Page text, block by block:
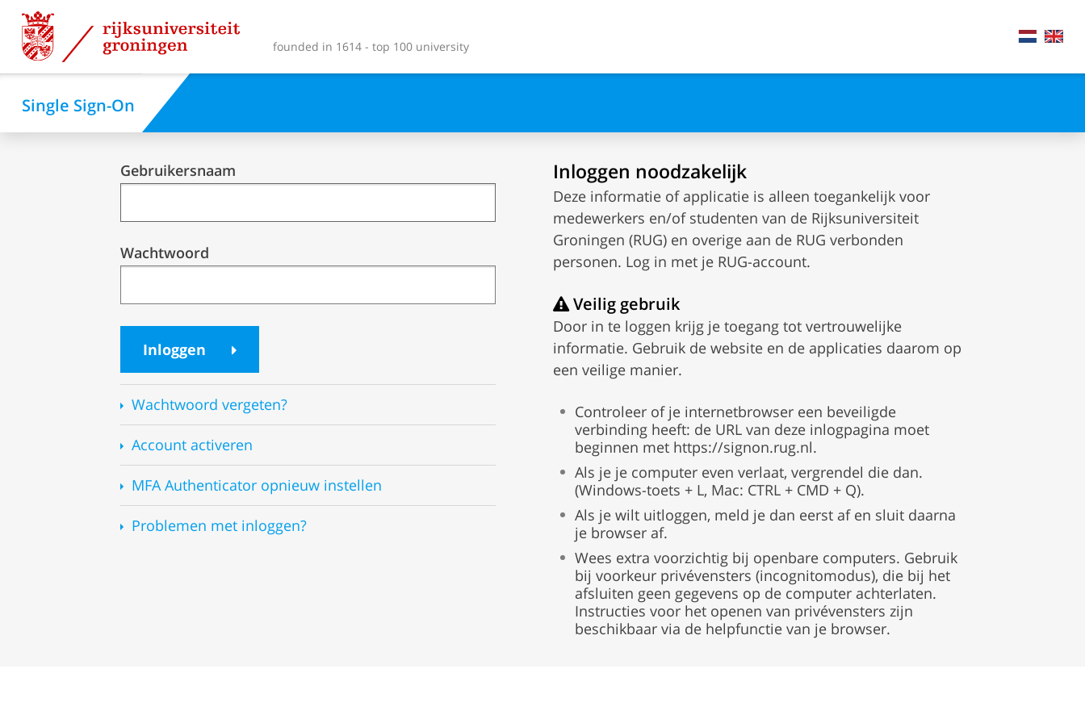
founded in 1614 - top 100 university
Single Sign-On
Single
Sign-
Gebruikersnaam
Wachtwoord
Inloggen
Wachtwoord vergeten?
Account activeren
MFA Authenticator opnieuw instellen
Problemen met inloggen?
Inloggen noodzakelijk
Deze informatie of applicatie is alleen toegankelijk voor
medewerkers en/of studenten van de Rijksuniversiteit
Groningen (RUG) en overige aan de RUG verbonden
personen. Log in met je RUG-account.
Veilig gebruik
Door in te loggen krijg je toegang tot vertrouwelijke
informatie. Gebruik de website en de applicaties daarom op
een veilige manier.
Controleer of je internetbrowser een beveiligde
verbinding heeft: de URL van deze inlogpagina moet
beginnen met https://signon.rug.nl.
Als je je computer even verlaat, vergrendel die dan.
(Windows-toets + L, Mac: CTRL + CMD + Q).
Als je wilt uitloggen, meld je dan eerst af en sluit daarna
je browser af.
Wees extra voorzichtig bij openbare computers. Gebruik
bij voorkeur privévensters (incognitomodus), die bij het
afsluiten geen gegevens op de computer achterlaten.
Instructies voor het openen van privévensters zijn
beschikbaar via de helpfunctie van je browser.